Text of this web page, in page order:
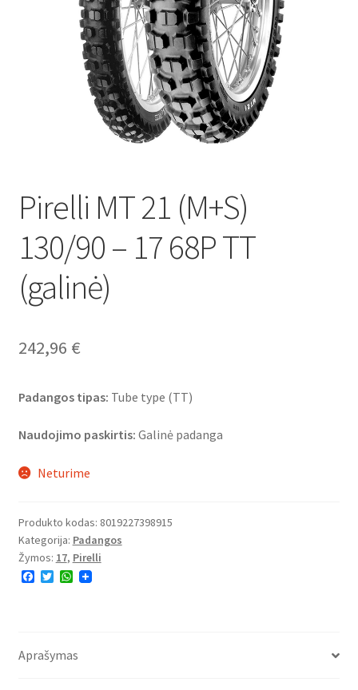
Pirelli MT 21 (M+S)
130/90 – 17 68P TT
(galinė)
242,96 €
Padangos tipas: Tube type (TT)
Naudojimo paskirtis: Galinė padanga
Neturime
Produkto kodas: 8019227398915
Kategorija: Padangos
Žymos: 17, Pirelli
F
o
T
r
W
p
Aprašymas